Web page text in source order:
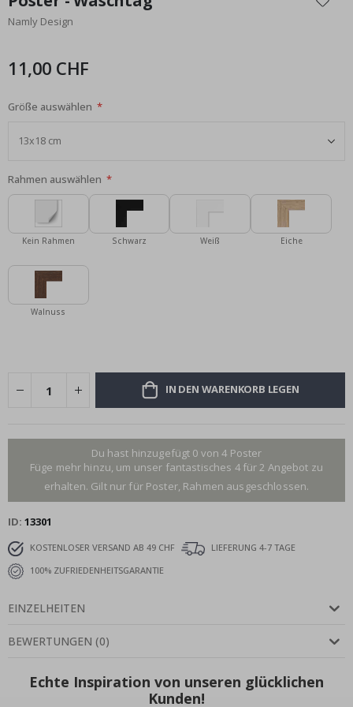
der
Bildgalerie
Namly Design
11,00 CHF
Größe auswählen
Rahmen auswählen
Kein Rahmen Schwarz Weiß Eiche
Walnuss
IN DEN WARENKORB LEGEN
Du hast hinzugefügt 0 von 4 Poster
Füge mehr hinzu, um unser fantastisches 4 für 2 Angebot zu
erhalten. Gilt nur für Poster, Rahmen ausgeschlossen.
ID 13301
KOSTENLOSER VERSAND AB 49 CHF
LIEFERUNG 4-7 TAGE
100% ZUFRIEDENHEITSGARANTIE
EINZELHEITEN
BEWERTUNGEN (0)
Echte Inspiration von unseren glücklichen
Kunden!